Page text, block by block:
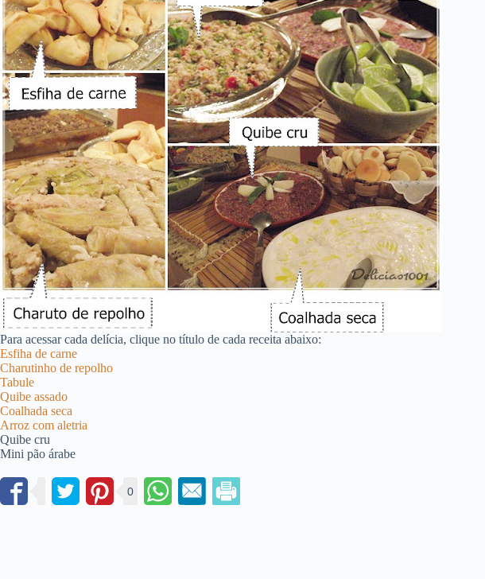
Para acessar cada delícia, clique no título de cada receita abaixo:
Esfiha de carne
Charutinho de repolho
Tabule
Quibe assado
Coalhada seca
Arroz com aletria
Quibe cru
Mini pão árabe
0